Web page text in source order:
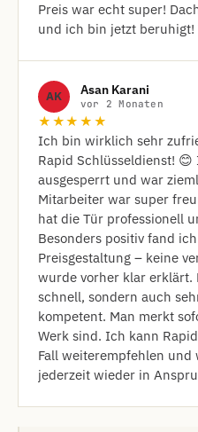
Preis war echt super!
und ich bin jetzt beruhigt!
AK Asan Karani
vor 2 Monaten
★★★★★
Ich bin wirklich sehr
Rapid Schlüsseldienst!
ausgesperrt und war
Mitarbeiter war super
hat die Tür professionell
Besonders positiv fand
Preisgestaltung – keine
wurde vorher klar erklärt.
schnell, sondern auch
kompetent. Man merkt
Werk sind. Ich kann
Fall weiterempfehlen und
jederzeit wieder in